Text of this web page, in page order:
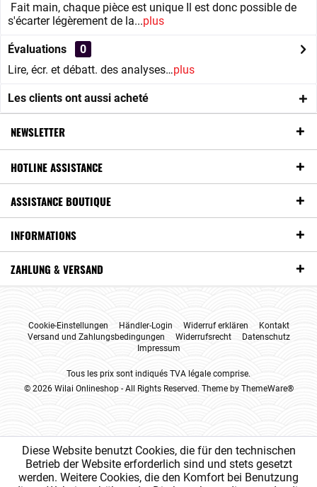
Fait main, chaque pièce est unique Il est donc possible de
s'écarter légèrement de la...plus
Évaluations
0
Lire, écr. et débatt. des analyses…plus
Les clients ont aussi acheté
NEWSLETTER
HOTLINE ASSISTANCE
ASSISTANCE BOUTIQUE
INFORMATIONS
ZAHLUNG & VERSAND
Cookie-Einstellungen Händler-Login Widerruf erklären
Kontakt
Versand und Zahlungsbedingungen
Widerrufsrecht
Datenschutz
Impressum
Tous les prix sont indiqués TVA légale comprise.
© 2026 Wilai Onlineshop - All Rights Reserved. Theme by ThemeWare®
Diese Website benutzt Cookies, die für den technischen
Betrieb der Website erforderlich sind und stets gesetzt
werden. Weitere Cookies, die den Komfort bei Benutzung